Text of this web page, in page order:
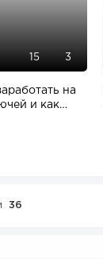
15 3
на
и как
36